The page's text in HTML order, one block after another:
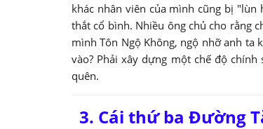
khác nhân viên của mình cũng bị
thắt cổ bình. Nhiều ông chủ cho rằng
mình Tôn Ngộ Không, ngộ nhỡ anh ta
vào? Phải xây dựng một chế độ
quên.
3. Cái thứ ba Đường